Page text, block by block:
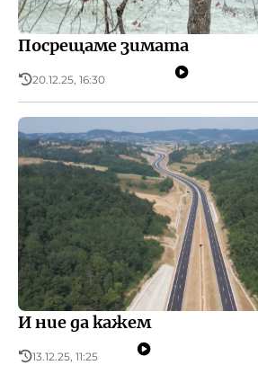
Посрещаме зимата
20.12.25, 16:30
И ние да кажем
13.12.25, 11:25